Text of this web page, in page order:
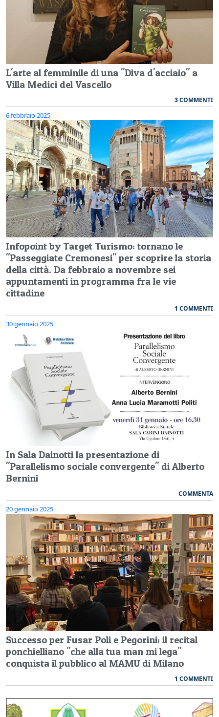
L'arte al femminile di una "Diva d'acciaio" a
Villa Medici del Vascello
3 COMMENTI
6 febbraio 2025
Infopoint by Target Turismo: tornano le
"Passeggiate Cremonesi" per scoprire la storia
della città. Da febbraio a novembre sei
appuntamenti in programma fra le vie
cittadine
1 COMMENTI
30 gennaio 2025
In Sala Dainotti la presentazione di
"Parallelismo sociale convergente" di Alberto
Bernini
COMMENTA
20 gennaio 2025
Successo per Fusar Poli e Pegorini: il recital
ponchielliano "che alla tua man mi lega"
conquista il pubblico al MAMU di Milano
1 COMMENTI